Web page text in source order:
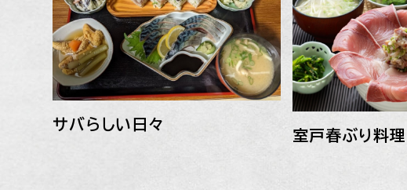
サバらしい日々
室戸春ぶり料理